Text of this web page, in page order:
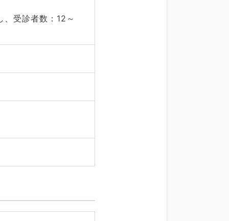
受診者数：12～